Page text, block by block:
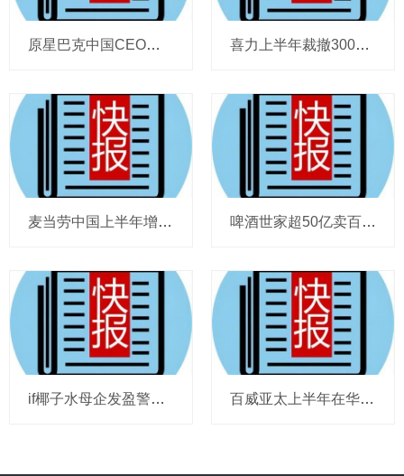
原星巴克中国CEO蔡德粦掌舵恒隆，百胜中国完成必胜客内地所有权收购，泸溪河迎来反转，帝亚吉欧裁减岗位计划发布，秋天第一杯奶茶爆单 喜力上半年裁撤3000岗位，太古可口可乐总裁说饮料品类增长态势良好，华润饮料下半年要打三场关键战役，帝亚吉欧新帅努力应对白酒市场影响
麦当劳中国上半年增至8114家，达能CEO称现阶段更具进攻性，“小酒馆”海伦司盈警，现代牧业完成收购中国圣牧股权，茶颜悦色合肥首店开业 啤酒世家超50亿卖百威集团股份，宗庆后之子任新公司董事长，FIVE GUYS明年重点加密北京，三只松鼠华南总部入驻佛山，达能完成阿根廷合资
if椰子水母企发盈警，星巴克回应“伙伴券取消”传闻，沃尔玛社区店将开进广州，袁记食品更新招股书，投资超5亿的安徽东鹏饮料项目投产 百威亚太上半年在华量跌价升，东鹏饮料上半年收入近125亿，热浪让梦龙冰淇淋欧洲大卖，徐福记发拼多多店铺说明，泸溪河桃酥再次上架山姆